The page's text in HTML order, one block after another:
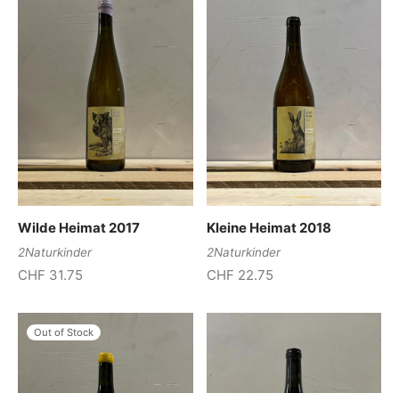
Wilde Heimat 2017
2Naturkinder
CHF 31.75
Kleine Heimat 2018
2Naturkinder
CHF 22.75
Out of Stock